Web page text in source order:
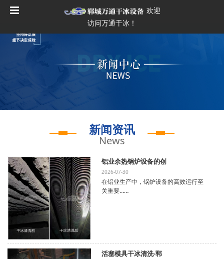
欢迎
访问万通干冰！
新闻资讯
News
铝业余热锅炉设备的创
2026-07-30
在铝业生产中，锅炉设备的高效运行至
关重要……
活塞模具干冰清洗-郓